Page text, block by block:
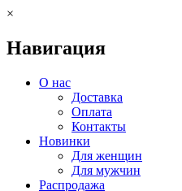
×
Навигация
О нас
Доставка
Оплата
Контакты
Новинки
Для женщин
Для мужчин
Распродажа